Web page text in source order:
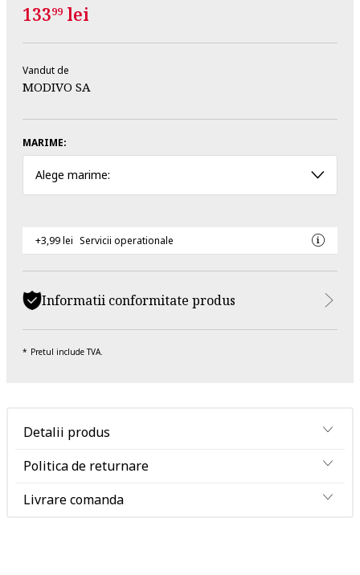
13399 lei
Vandut de
MODIVO SA
MARIME:
Alege marime:
+3,99 lei Servicii operationale
Informatii conformitate produs
Pretul include TVA.
Detalii produs
Politica de returnare
Livrare comanda